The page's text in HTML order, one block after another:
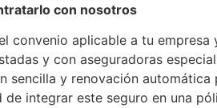
con nosotros
convenio aplicable a tu
y con aseguradoras
sencilla y renovación
de integrar este seguro en una